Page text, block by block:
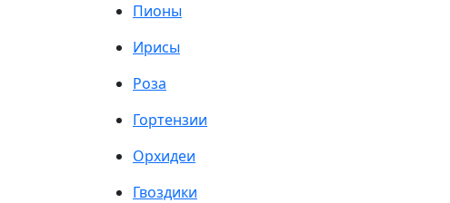
Пионы
Ирисы
Роза
Гортензии
Орхидеи
Гвоздики